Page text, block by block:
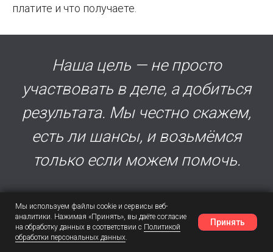
платите и что получаете.
Наша цель — не просто
участвовать в деле, а добиться
результата. Мы честно скажем,
есть ли шансы, и возьмёмся
только если можем помочь.
ВЕСТНИК ПРАКТИКИ ЯЛАНЖИ И ПАРТНЕРЫ
Мы используем файлы cookie и сервисы веб-
аналитики. Нажимая «Принять», вы даёте согласие
на обработку данных в соответствии с Политикой
обработки персональных данных.
Принять
Наш Telegram Шансы